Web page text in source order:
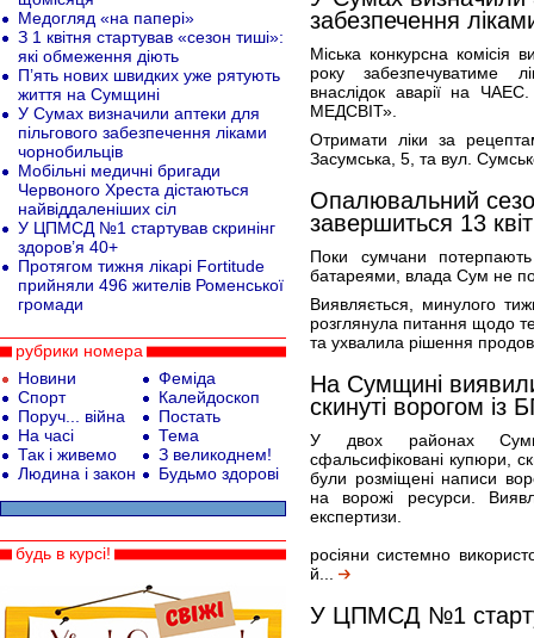
забезпечення
Міська конкурсна комісія
року забезпечуватиме
внаслідок аварії на
МЕДСВІТ».
Отримати ліки за
Засумська, 5, та вул.
Опалювальний
завершиться 13
Поки сумчани
батареями, влада Сум не
Виявляється, минулого
розглянула питання щодо
та ухвалила рішення
На Сумщині
скинуті ворогом із
У двох районах
сфальсифіковані купюри,
були розміщені написи
на ворожі ресурси.
експертизи.
росіяни системно
й...
У ЦПМСД №1
Медогляд «на папері»
З 1 квітня стартував «сезон тиші»:
які обмеження діють
П’ять нових швидких уже рятують
життя на Сумщині
У Сумах визначили аптеки для
пільгового забезпечення ліками
чорнобильців
Мобільні медичні бригади
Червоного Хреста дістаються
найвіддаленіших сіл
У ЦПМСД №1 стартував скринінг
здоров’я 40+
Протягом тижня лікарі Fortitude
прийняли 496 жителів Роменської
громади
рубрики номера
Новини
Спорт
Поруч... війна
На часі
Так і живемо
Людина і закон
Феміда
Калейдоскоп
Постать
Тема
З великоднем!
Будьмо здорові
будь в курсі!